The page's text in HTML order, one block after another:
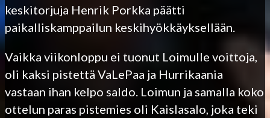
keskitorjuja Henrik Porkka päätti
paikalliskamppailun keskihyökkäyksellään.
Vaikka viikonloppu ei tuonut Loimulle voittoja,
oli kaksi pistettä VaLePaa ja Hurrikaania
vastaan ihan kelpo saldo. Loimun ja samalla koko
ottelun paras pistemies oli Kaislasalo, joka teki